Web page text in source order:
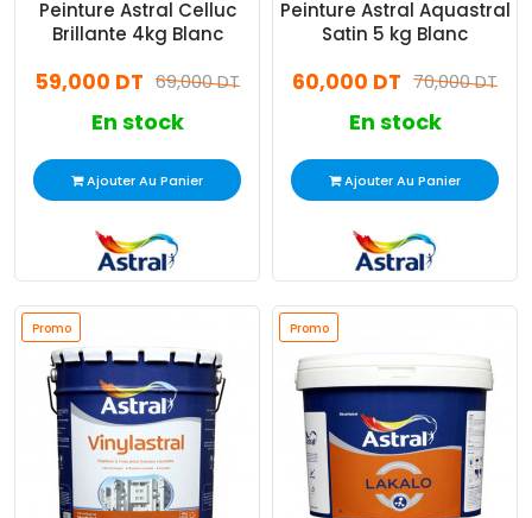
Peinture Astral Celluc
Brillante 4kg Blanc
69,000 DT
59,000 DT
En stock
Ajouter Au Panier
Peinture Astral Aquastral
Satin 5 kg Blanc
70,000 DT
60,000 DT
En stock
Ajouter Au Panier
Promo Promo